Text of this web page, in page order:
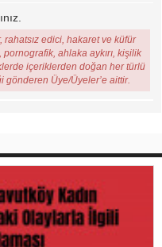
rahatsız edici, hakaret ve küfür
pornografik, ahlaka aykırı, kişilik
içeriklerden doğan her türlü
Üye/Üyeler’e aittir.